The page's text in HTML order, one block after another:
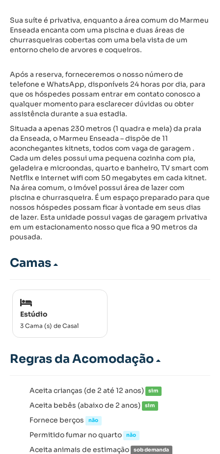
Sua suíte é privativa, enquanto a área comum do Marmeu
Enseada encanta com uma piscina e duas áreas de
churrasqueiras cobertas com uma bela vista de um
entorno cheio de arvores e coqueiros.
Após a reserva, forneceremos o nosso número de
telefone e WhatsApp, disponíveis 24 horas por dia, para
que os hóspedes possam entrar em contato conosco a
qualquer momento para esclarecer dúvidas ou obter
assistência durante a sua estadia.
Situada a apenas 230 metros (1 quadra e meia) da praia
da Enseada, o Marmeu Enseada – dispõe de 11
aconchegantes kitnets, todos com vaga de garagem .
Cada um deles possui uma pequena cozinha com pia,
geladeira e microondas, quarto e banheiro, TV smart com
Netflix e internet wifi com 50 megabytes em cada kitnet.
Na área comum, o imóvel possui área de lazer com
piscina e churrasqueira. É um espaço preparado para que
nossos hóspedes possam ficar à vontade em seus dias
de lazer. Esta unidade possui vagas de garagem privativa
em um estacionamento nosso que fica a 90 metros da
pousada.
Camas
Estúdio
3 Cama (s) de Casal
Regras da Acomodação
Aceita crianças (de 2 até 12 anos) sim
Aceita bebês (abaixo de 2 anos) sim
Fornece berços não
Permitido fumar no quarto não
Aceita animais de estimação sob demanda